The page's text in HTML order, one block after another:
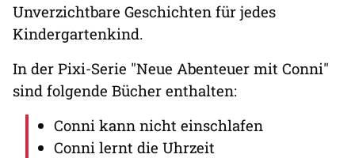
Unverzichtbare Geschichten für jedes
Kindergartenkind.
In der Pixi-Serie "Neue Abenteuer mit Conni"
sind folgende Bücher enthalten:
Conni kann nicht einschlafen
Conni lernt die Uhrzeit